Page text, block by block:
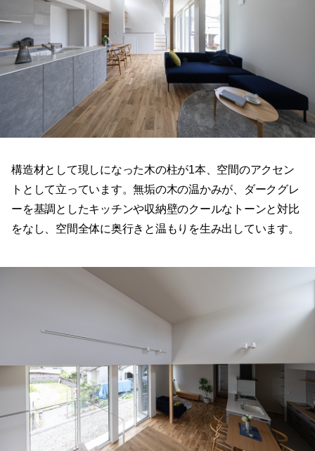
構造材として現しになった木の柱が1本、空間のアクセン
トとして立っています。無垢の木の温かみが、ダークグレ
ーを基調としたキッチンや収納壁のクールなトーンと対比
をなし、空間全体に奥行きと温もりを生み出しています。
リビングからはテラスへとつながる大開口のサッシが設け
られており、室内に居ながらも外の気配を感じられます。